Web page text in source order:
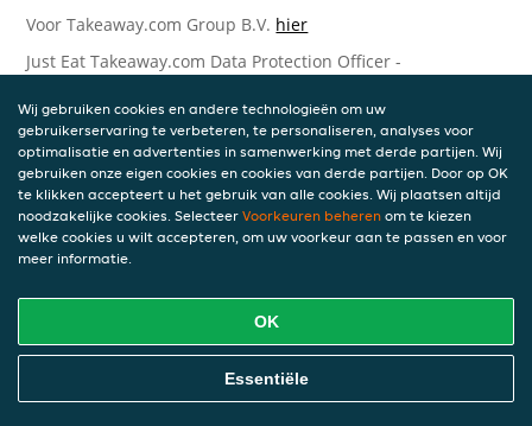
Voor Takeaway.com Group B.V. hier
Just Eat Takeaway.com Data Protection Officer -
Piet Heinkade 61
1019 GM Amsterdam
Nederland
Bijgewerkte versies van deze
Privacyverklaring
Wij kunnen deze Verklaring van tijd tot tijd bijwerken als
reactie op veranderende juridische, technische of zakelijke
ontwikkelingen. Wanneer wij onze Privacyverklaring
bijwerken, zullen wij passende maatregelen nemen om u
op de hoogte te brengen, in overeenstemming met het
Wij gebruiken cookies en andere technologieën om uw
gebruikerservaring te verbeteren, te personaliseren, analyses voor
optimalisatie en advertenties in samenwerking met derde partijen. Wij
gebruiken onze eigen cookies en cookies van derde partijen. Door op OK
te klikken accepteert u het gebruik van alle cookies. Wij plaatsen altijd
noodzakelijke cookies. Selecteer Voorkeuren beheren om te kiezen
welke cookies u wilt accepteren, om uw voorkeur aan te passen en voor
meer informatie.
OK
Essentiële